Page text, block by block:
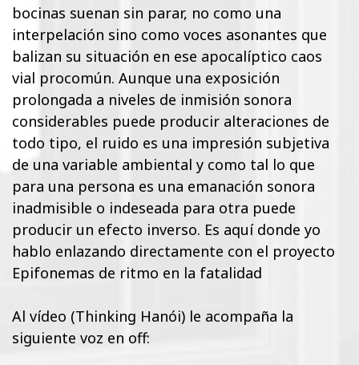
bocinas suenan sin parar, no como una
interpelación sino como voces asonantes que
balizan su situación en ese apocalíptico caos
vial procomún. Aunque una exposición
prolongada a niveles de inmisión sonora
considerables puede producir alteraciones de
todo tipo, el ruido es una impresión subjetiva
de una variable ambiental y como tal lo que
para una persona es una emanación sonora
inadmisible o indeseada para otra puede
producir un efecto inverso. Es aquí donde yo
hablo enlazando directamente con el proyecto
Epifonemas de ritmo en la fatalidad
Al vídeo (Thinking Hanói) le acompaña la
siguiente voz en off: